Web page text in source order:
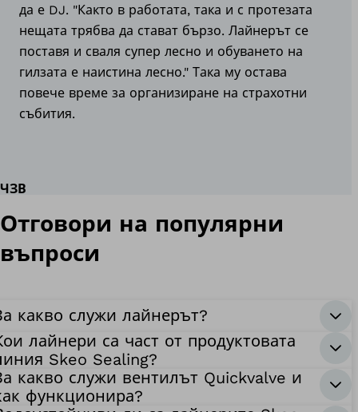
да е DJ. "Както в работата, така и с протезата
нещата трябва да стават бързо. Лайнерът се
поставя и сваля супер лесно и обуването на
гилзата е наистина лесно." Така му остава
повече време за организиране на страхотни
събития.
ЧЗВ
Отговори на популярни
въпроси
какво служи лайнерът?
лайнери са част от продуктовата
Skeo Sealing?
какво служи вентилът Quickvalve и
функционира?